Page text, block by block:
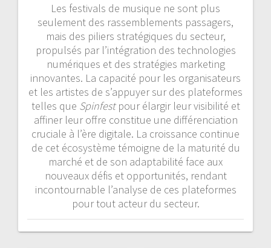
Les festivals de musique ne sont plus
seulement des rassemblements passagers,
mais des piliers stratégiques du secteur,
propulsés par l’intégration des technologies
numériques et des stratégies marketing
innovantes. La capacité pour les organisateurs
et les artistes de s’appuyer sur des plateformes
telles que Spinfestpour élargir leur visibilité et
affiner leur offre constitue une différenciation
cruciale à l’ère digitale. La croissance continue
de cet écosystème témoigne de la maturité du
marché et de son adaptabilité face aux
nouveaux défis et opportunités, rendant
incontournable l’analyse de ces plateformes
pour tout acteur du secteur.